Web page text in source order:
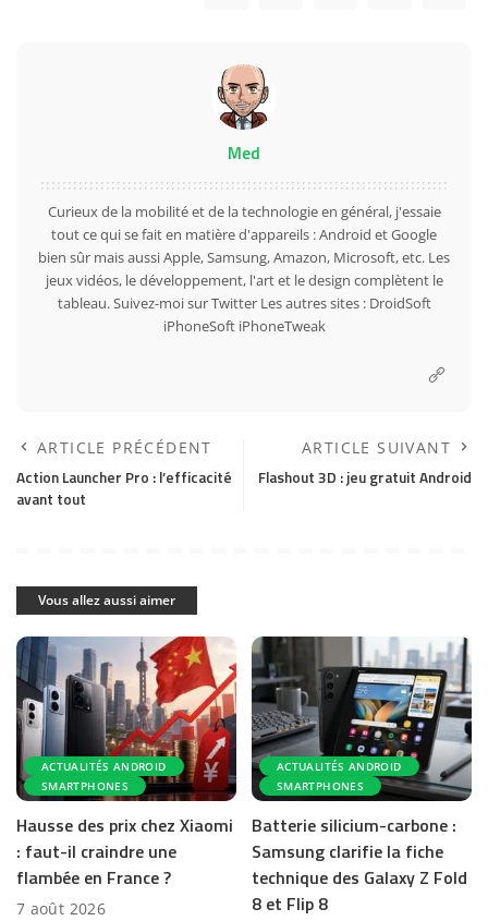
Med
Curieux de la mobilité et de la technologie en général, j'essaie
tout ce qui se fait en matière d'appareils : Android et Google
bien sûr mais aussi Apple, Samsung, Amazon, Microsoft, etc. Les
jeux vidéos, le développement, l'art et le design complètent le
tableau. Suivez-moi surTwitterLes autres sites : DroidSoft
iPhoneSoft iPhoneTweak
ARTICLE PRÉCÉDENT
Action Launcher Pro : l’efficacité
avant tout
ARTICLE SUIVANT
Flashout 3D : jeu gratuit Android
Vous allez aussi aimer
ACTUALITÉS ANDROID
SMARTPHONES
Hausse des prix chez Xiaomi
: faut-il craindre une
flambée en France ?
7 août 2026
ACTUALITÉS ANDROID
SMARTPHONES
Batterie silicium-carbone :
Samsung clarifie la fiche
technique des Galaxy Z Fold
8 et Flip 8